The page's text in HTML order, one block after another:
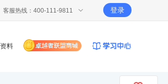
客服热线：400-111-9811 登录
资料